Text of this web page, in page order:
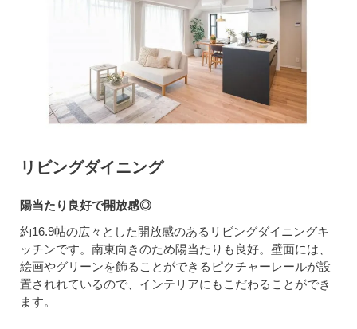
リビングダイニング
陽当たり良好で開放感◎
約16.9帖の広々とした開放感のあるリビングダイニングキ
ッチンです。南東向きのため陽当たりも良好。壁面には、
絵画やグリーンを飾ることができるピクチャーレールが設
置されれているので、インテリアにもこだわることができ
ます。